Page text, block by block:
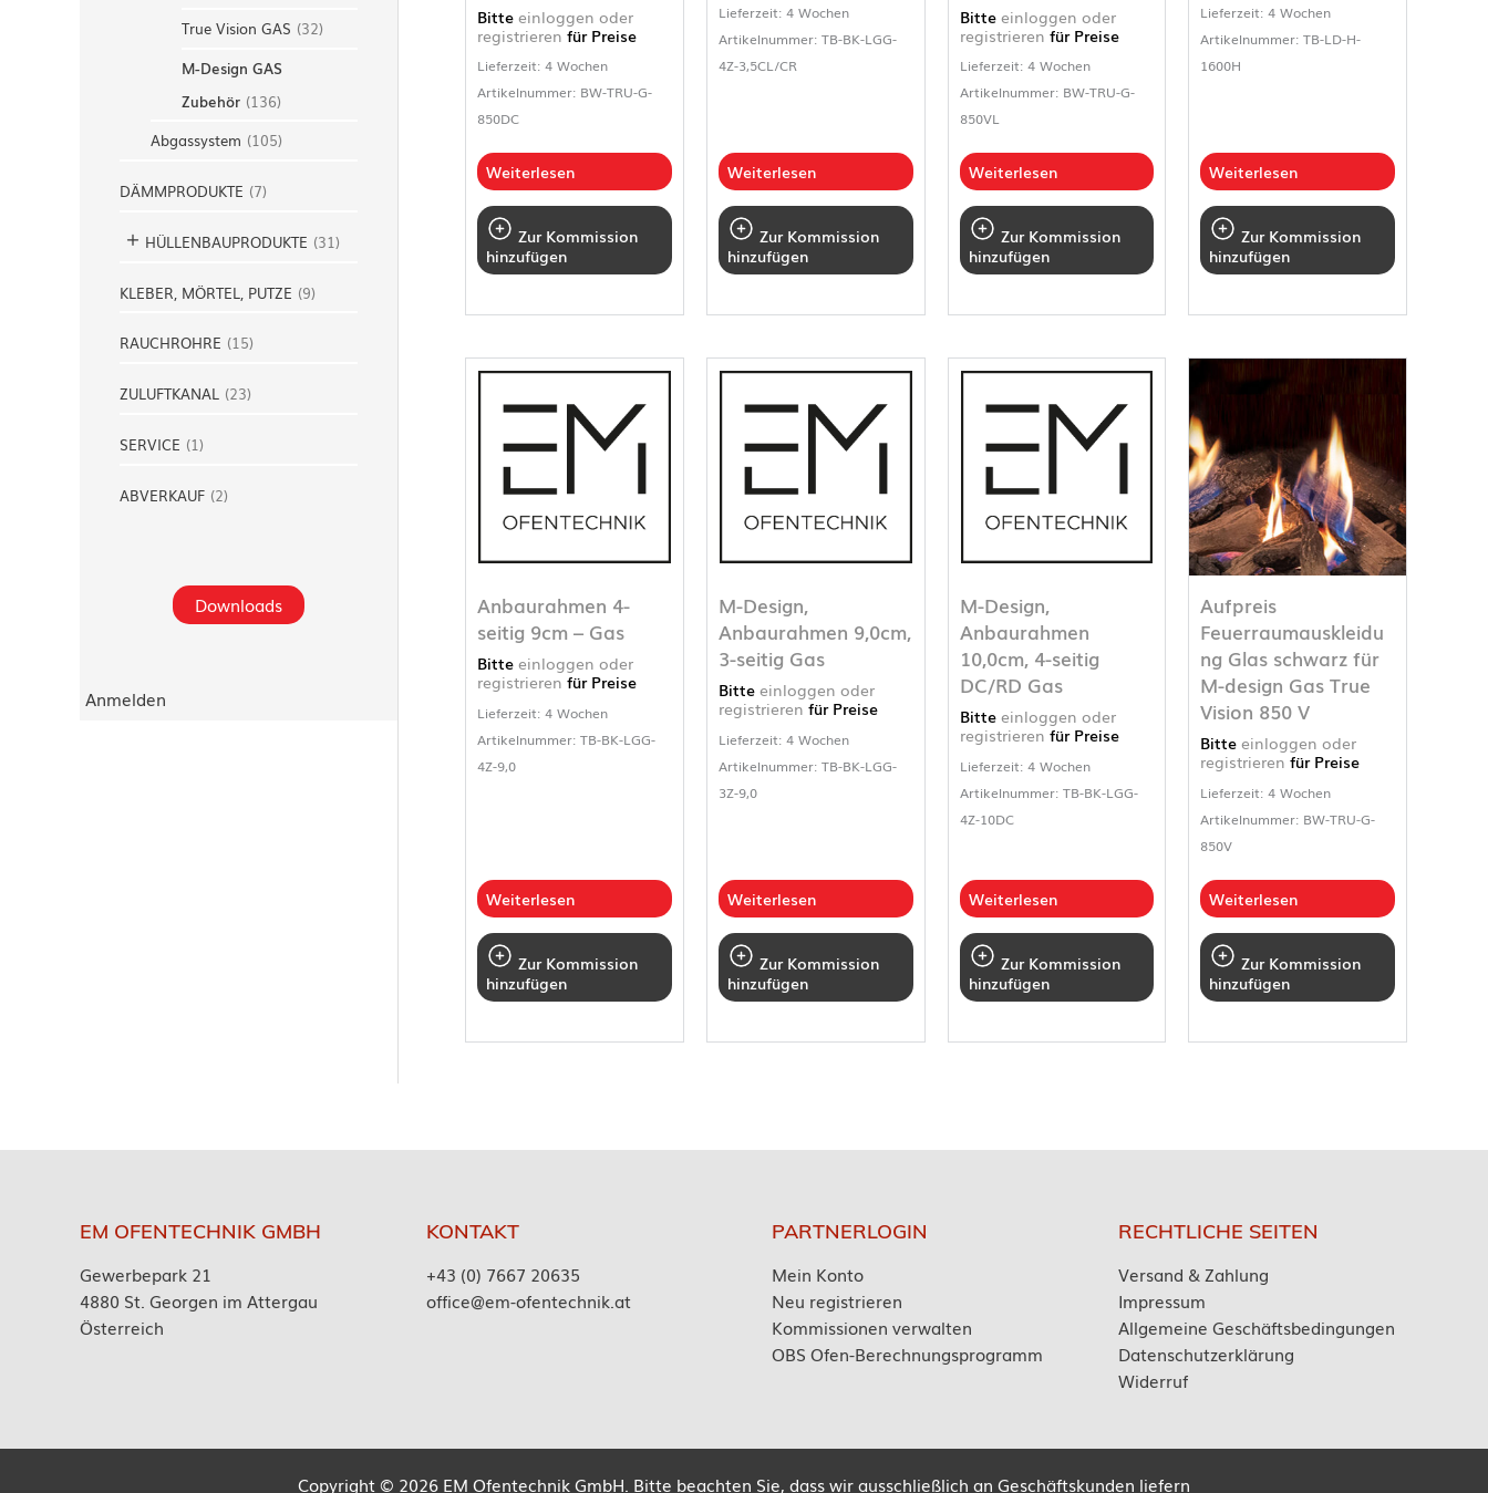
True Vision GAS (32)
M-Design GAS
Zubehör (136)
Abgassystem (105)
DÄMMPRODUKTE (7)
HÜLLENBAUPRODUKTE (31)
KLEBER, MÖRTEL, PUTZE (9)
RAUCHROHRE (15)
ZULUFTKANAL (23)
SERVICE (1)
ABVERKAUF (2)
Downloads
Anmelden
Bitte einloggen oder
registrieren für Preise
Lieferzeit: 4 Wochen
Artikelnummer: BW-TRU-G-
850DC
Weiterlesen
Zur Kommission
hinzufügen
Lieferzeit: 4 Wochen
Artikelnummer: TB-BK-LGG-
4Z-3,5CL/CR
Weiterlesen
Zur Kommission
hinzufügen
Bitte einloggen oder
registrieren für Preise
Lieferzeit: 4 Wochen
Artikelnummer: BW-TRU-G-
850VL
Weiterlesen
Zur Kommission
hinzufügen
Lieferzeit: 4 Wochen
Artikelnummer: TB-LD-H-
1600H
Weiterlesen
Zur Kommission
hinzufügen
Anbaurahmen 4-
seitig 9cm – Gas
Bitte einloggen oder
registrieren für Preise
Lieferzeit: 4 Wochen
Artikelnummer: TB-BK-LGG-
4Z-9,0
Weiterlesen
Zur Kommission
hinzufügen
M-Design,
Anbaurahmen 9,0cm,
3-seitig Gas
Bitte einloggen oder
registrieren für Preise
Lieferzeit: 4 Wochen
Artikelnummer: TB-BK-LGG-
3Z-9,0
Weiterlesen
Zur Kommission
hinzufügen
M-Design,
Anbaurahmen
10,0cm, 4-seitig
DC/RD Gas
Bitte einloggen oder
registrieren für Preise
Lieferzeit: 4 Wochen
Artikelnummer: TB-BK-LGG-
4Z-10DC
Weiterlesen
Zur Kommission
hinzufügen
Aufpreis
Feuerraumauskleidu
ng Glas schwarz für
M-design Gas True
Vision 850 V
Bitteeinloggen oder
registrieren für Preise
Lieferzeit: 4 Wochen
Artikelnummer: BW-TRU-G-
850V
Weiterlesen
Zur Kommission
hinzufügen
EM OFENTECHNIK GMBH
Gewerbepark 21
4880 St. Georgen im Attergau
Österreich
KONTAKT
+43 (0) 7667 20635
office@em-ofentechnik.at
PARTNERLOGIN
Mein Konto
Neu registrieren
Kommissionen verwalten
OBS Ofen-Berechnungsprogramm
RECHTLICHE SEITEN
Versand & Zahlung
Impressum
Allgemeine Geschäftsbedingungen
Datenschutzerklärung
Widerruf
Copyright © 2026 EM Ofentechnik GmbH. Bitte beachten Sie, dass wir ausschließlich an Geschäftskunden liefern